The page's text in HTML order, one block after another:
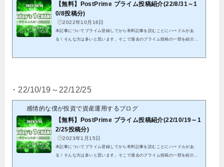
【無料】PostPrime プライム投稿紹介(22/8/31～1
0/8投稿分)
2022年10月16日
本記事についてプライム登録してから有料記事を読むことにハードルがあ
る！そんな方は多いと思います。そこで過去のプライム投稿の一部を紹介致
て頂くことで閲覧可能で...
・22/10/19～22/12/25
感情的な僕が投資で資産運用するブログ
【無料】PostPrime プライム投稿紹介(22/10/19～1
2/25投稿分)
2023年1月15日
本記事についてプライム登録してから有料記事を読むことにハードルがあ
る！そんな方は多いと思います。そこで過去のプライム投稿の一部を紹介致